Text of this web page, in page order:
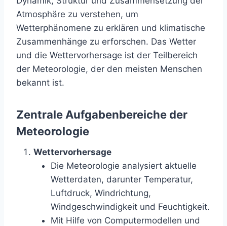
Atmosphäre zu verstehen, um
Wetterphänomene zu erklären und klimatische
Zusammenhänge zu erforschen. Das Wetter
und die Wettervorhersage ist der Teilbereich
der Meteorologie, der den meisten Menschen
bekannt ist.
Zentrale Aufgabenbereiche der
Meteorologie
Wettervorhersage
Die Meteorologie analysiert aktuelle
Wetterdaten, darunter Temperatur,
Luftdruck, Windrichtung,
Windgeschwindigkeit und Feuchtigkeit.
Mit Hilfe von Computermodellen und